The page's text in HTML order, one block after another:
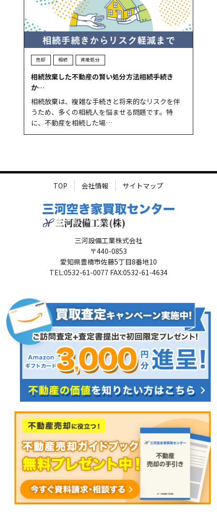
売却 相続 資産処分
相続放棄した不動産の賢い処分方法相続手続き
か…
相続放棄は、複雑な手続きと将来的なリスクを伴
うため、多くの相続人を悩ませる問題です。特
に、不動産を相続した場…
TOP 会社情報 サイトマップ
三河設備工業株式会社
〒440-0853
愛知県豊橋市佐藤5丁目8番地10
TEL:0532-61-0077 FAX:0532-61-4634